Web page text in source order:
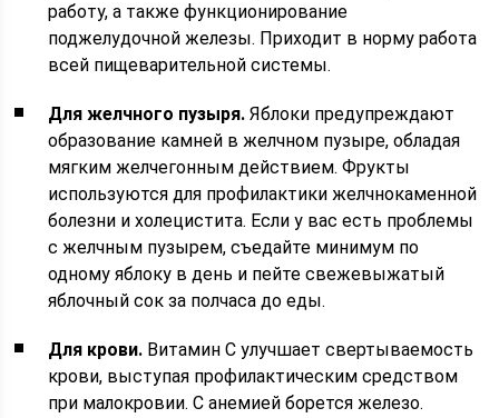
работу, а также функционирование
поджелудочной железы. Приходит в норму работа
всей пищеварительной системы.
Для желчного пузыря. Яблоки предупреждают
образование камней в желчном пузыре, обладая
мягким желчегонным действием. Фрукты
используются для профилактики желчнокаменной
болезни и холецистита. Если у вас есть проблемы
с желчным пузырем, съедайте минимум по
одному яблоку в день и пейте свежевыжатый
яблочный сок за полчаса до еды.
Для крови. Витамин С улучшает свертываемость
крови, выступая профилактическим средством
при малокровии. С анемией борется железо.